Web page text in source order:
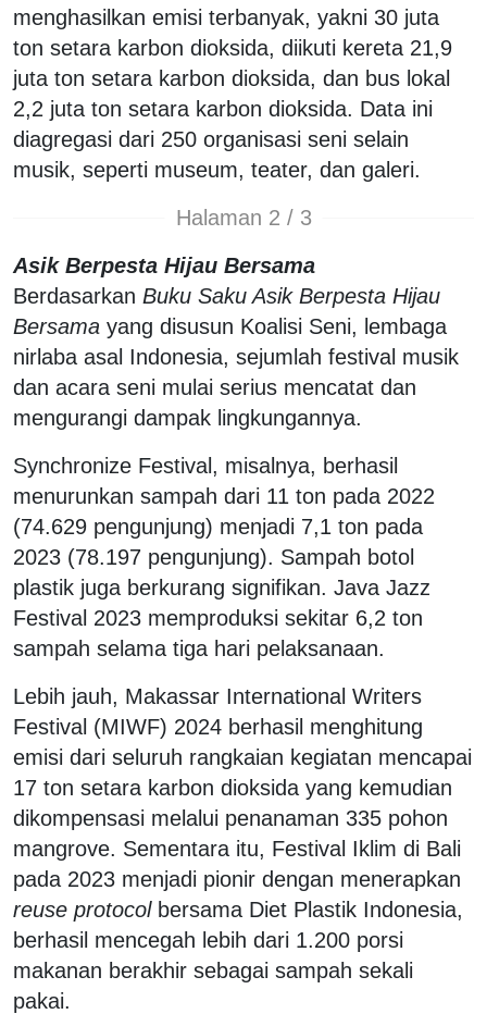
menghasilkan emisi terbanyak, yakni 30 juta
ton setara karbon dioksida, diikuti kereta 21,9
juta ton setara karbon dioksida, dan bus lokal
2,2 juta ton setara karbon dioksida. Data ini
diagregasi dari 250 organisasi seni selain
musik, seperti museum, teater, dan galeri.
Halaman 2 / 3
Asik Berpesta Hijau Bersama
Berdasarkan Buku Saku Asik Berpesta Hijau
Bersama yang disusun Koalisi Seni, lembaga
nirlaba asal Indonesia, sejumlah festival musik
dan acara seni mulai serius mencatat dan
mengurangi dampak lingkungannya.
Synchronize Festival, misalnya, berhasil
menurunkan sampah dari 11 ton pada 2022
(74.629 pengunjung) menjadi 7,1 ton pada
2023 (78.197 pengunjung). Sampah botol
plastik juga berkurang signifikan. Java Jazz
Festival 2023 memproduksi sekitar 6,2 ton
sampah selama tiga hari pelaksanaan.
Lebih jauh, Makassar International Writers
Festival (MIWF) 2024 berhasil menghitung
emisi dari seluruh rangkaian kegiatan mencapai
17 ton setara karbon dioksida yang kemudian
dikompensasi melalui penanaman 335 pohon
mangrove. Sementara itu, Festival Iklim di Bali
pada 2023 menjadi pionir dengan menerapkan
reuse protocolbersama Diet Plastik Indonesia,
berhasil mencegah lebih dari 1.200 porsi
makanan berakhir sebagai sampah sekali
pakai.